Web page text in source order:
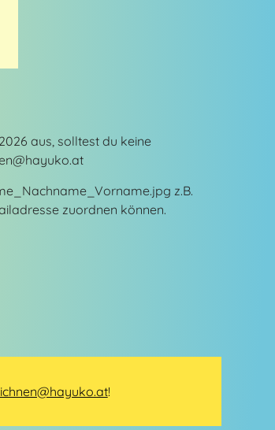
aus, solltest du keine
z.B.
zuordnen können.
!